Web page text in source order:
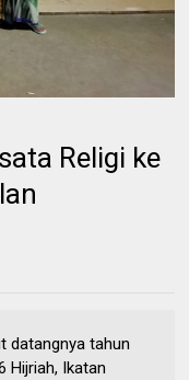
Religi ke
datangnya tahun
Hijriah, Ikatan